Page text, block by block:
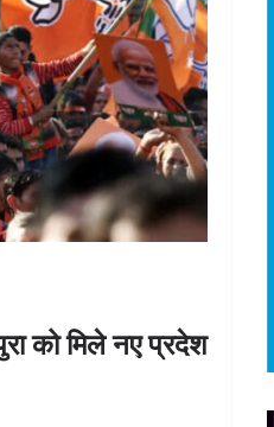
को मिले नए प्रदेश